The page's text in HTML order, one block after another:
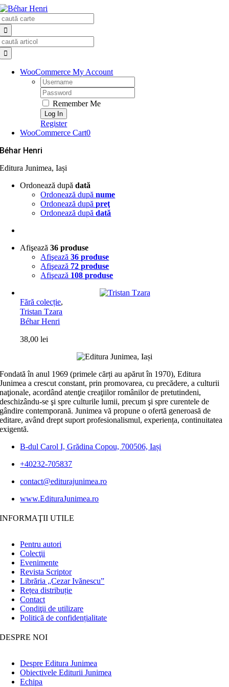
Skip
to
content
WooCommerce My Account
Username:
Password:
Remember Me
Register
WooCommerce Cart0
Béhar Henri
Editura Junimea, Iași
Ordonează dupădată
Ordonează dupănume
Ordonează dupăpreţ
Ordonează dupădată
Afişează36 produse
Afişează36 produse
Afişează 72 produse
Afişează 108 produse
Fără colecție,
Tristan Tzara
Béhar Henri
38,00lei
Fondată în anul 1969 (primele cărți au apărut în 1970), Editura
Junimea a crescut constant, prin promovarea, cu precădere, a culturii
naţionale, acordând atenţie creaţiilor românilor de pretutindeni,
deschizându-se şi spre culturile lumii, precum şi spre curentele de
gândire contemporană. Junimea vă propune o ofertă generoasă de
editare, având drept suport profesionalismul, experiența, continuitatea
exigentă.
B-dul Carol I, Grădina Copou, 700506, Iași
+40232-705837
contact@editurajunimea.ro
www.EdituraJunimea.ro
INFORMAŢII UTILE
Pentru autori
Colecţii
Evenimente
Revista Scriptor
Librăria „Cezar Ivănescu”
Rețea distribuție
Contact
Condiţii de utilizare
Politică de confidențialitate
DESPRE NOI
Despre Editura Junimea
Obiectivele Editurii Junimea
Echipa